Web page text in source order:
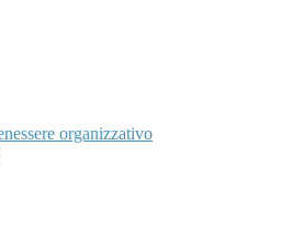
organizzativo